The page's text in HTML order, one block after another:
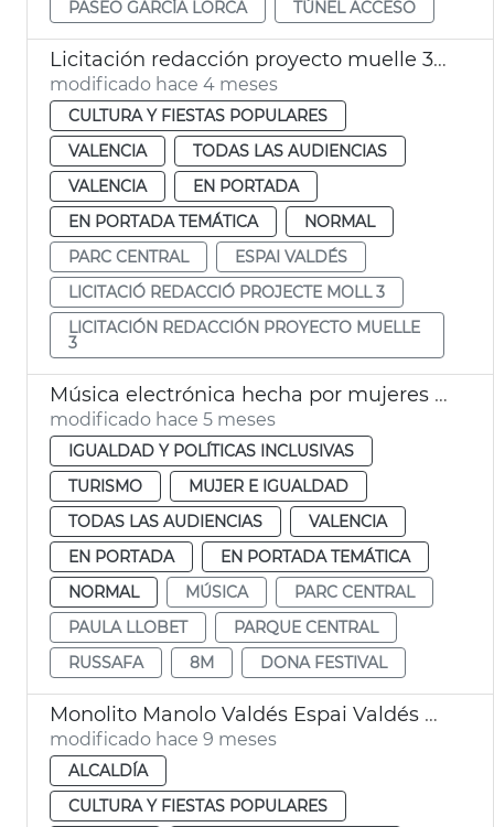
PASEO GARCÍA LORCA
TÚNEL ACCESO
Licitación redacción proyecto muelle 3 Parc Central València. Espaci Valdés
modificado hace 4 meses
CULTURA Y FIESTAS POPULARES
VALENCIA
TODAS LAS AUDIENCIAS
VALENCIA
EN PORTADA
EN PORTADA TEMÁTICA
NORMAL
PARC CENTRAL
ESPAI VALDÉS
LICITACIÓ REDACCIÓ PROJECTE MOLL 3
LICITACIÓN REDACCIÓN PROYECTO MUELLE
3
Música electrónica hecha por mujeres València 8M
modificado hace 5 meses
IGUALDAD Y POLÍTICAS INCLUSIVAS
TURISMO
MUJER E IGUALDAD
TODAS LAS AUDIENCIAS
VALENCIA
EN PORTADA
EN PORTADA TEMÁTICA
NORMAL
MÚSICA
PARC CENTRAL
PAULA LLOBET
PARQUE CENTRAL
RUSSAFA
8M DONA FESTIVAL
Monolito Manolo Valdés Espai Valdés València
modificado hace 9 meses
ALCALDÍA
CULTURA Y FIESTAS POPULARES